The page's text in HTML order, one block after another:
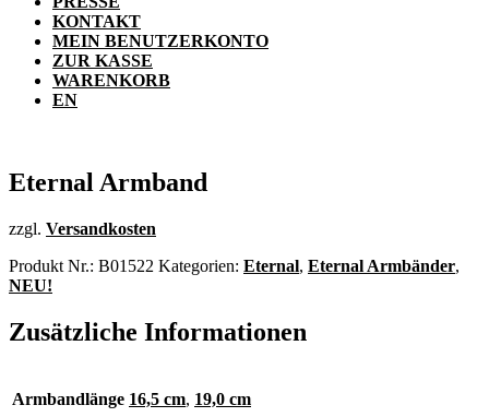
KONTAKT
MEIN BENUTZERKONTO
ZUR KASSE
WARENKORB
EN
Eternal Armband
zzgl. Versandkosten
Produkt Nr.: B01522 Kategorien: Eternal, Eternal Armbänder,
NEU!
Zusätzliche Informationen
Armbandlänge 16,5 cm, 19,0 cm